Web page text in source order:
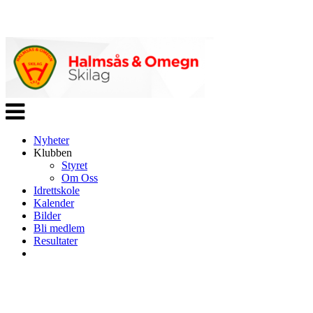
Veksle
navigasjon
Nyheter
Klubben
Styret
Om Oss
Idrettskole
Kalender
Bilder
Bli medlem
Resultater